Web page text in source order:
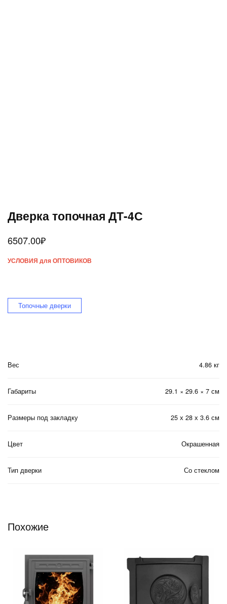
Дверка топочная ДТ-4С
6507.00₽
УСЛОВИЯ для ОПТОВИКОВ
Топочные дверки
Вес 4.86 кг
Габариты 29.1 × 29.6 × 7 см
Размеры под закладку 25 х 28 х 3.6 см
Цвет Окрашенная
Тип дверки Со стеклом
Похожие